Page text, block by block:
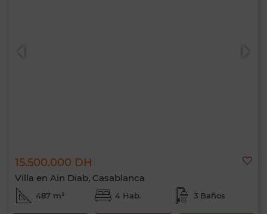
15.500.000 DH
Villa en Ain Diab, Casablanca
487 m² 4 Hab. 3 Baños